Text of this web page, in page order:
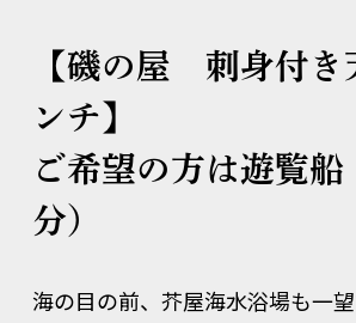
【磯の屋 刺身付き
ンチ】
ご希望の方は遊覧船
分）
海の目の前、芥屋海水浴場も一